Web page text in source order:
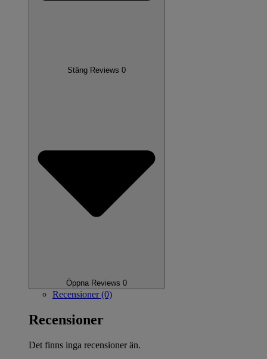
Stäng Reviews 0
Öppna Reviews 0
Recensioner (0)
Recensioner
Det finns inga recensioner än.